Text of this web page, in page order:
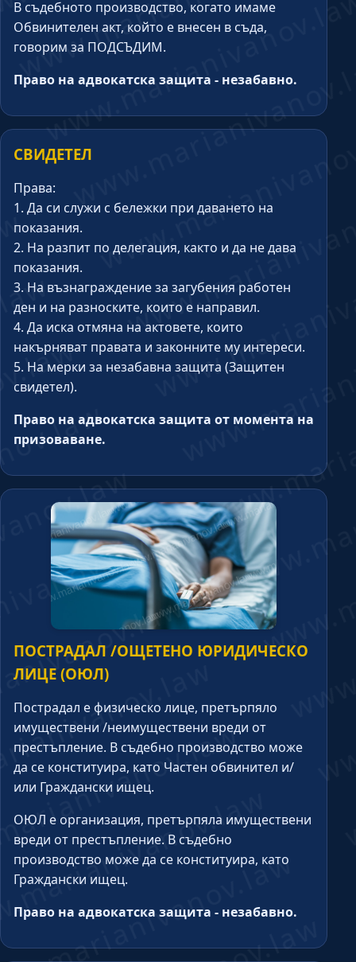
В съдебното производство, когато имаме
Обвинителен акт, който е внесен в съда,
говорим за ПОДСЪДИМ.
Право на адвокатска защита - незабавно.
СВИДЕТЕЛ
Права:
1. Да си служи с бележки при даването на
показания.
2. На разпит по делегация, както и да не дава
показания.
3. На възнаграждение за загубения работен
ден и на разноските, които е направил.
4. Да иска отмяна на актовете, които
накърняват правата и законните му интереси.
5. На мерки за незабавна защита (Защитен
свидетел).
Право на адвокатска защита от момента на
призоваване.
ПОСТРАДАЛ /ОЩЕТЕНО ЮРИДИЧЕСКО
ЛИЦЕ (ОЮЛ)
Пострадал е физическо лице, претърпяло
имуществени /неимуществени вреди от
престъпление. В съдебно производство може
да се конституира, като Частен обвинител и/
или Граждански ищец.
ОЮЛ е организация, претърпяла имуществени
вреди от престъпление. В съдебно
производство може да се конституира, като
Граждански ищец.
Право на адвокатска защита - незабавно.